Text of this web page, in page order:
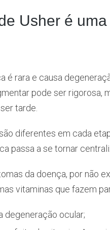
Usher é
é rara e causa
pode ser rigorosa,
tarde.
diferentes em cada
passa a se tornar
da doença, por não
vitaminas que fazem
degeneração ocular;